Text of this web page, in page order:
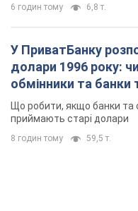
6 годин тому 6,8 т.
У ПриватБанку
долари 1996 року:
обмінники та банки
Що робити, якщо банки та
приймають старі долари
8 годин тому 59,5 т.